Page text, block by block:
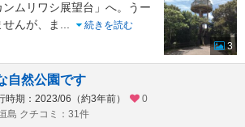
ムリワシ展望台」へ。うー
んが、ま
続きを読む
3
自然公園です
時期：2023/06（約3年前）
0
島 クチコミ：31件